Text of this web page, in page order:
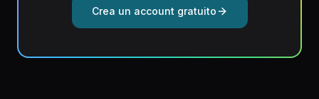
Crea un account gratuito